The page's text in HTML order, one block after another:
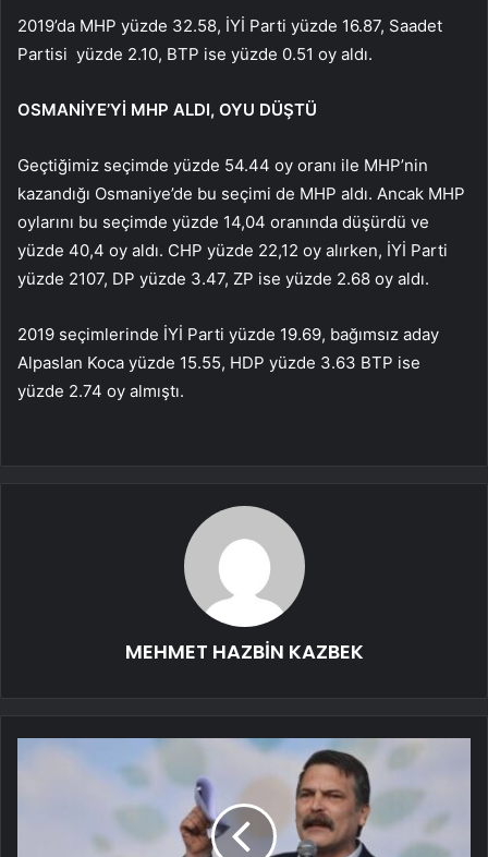
2019’da MHP yüzde 32.58, İYİ Parti yüzde 16.87, Saadet
Partisi yüzde 2.10, BTP ise yüzde 0.51 oy aldı.
OSMANİYE’Yİ MHP ALDI, OYU DÜŞTÜ
Geçtiğimiz seçimde yüzde 54.44 oy oranı ile MHP’nin
kazandığı Osmaniye’de bu seçimi de MHP aldı. Ancak MHP
oylarını bu seçimde yüzde 14,04 oranında düşürdü ve
yüzde 40,4 oy aldı. CHP yüzde 22,12 oy alırken, İYİ Parti
yüzde 2107, DP yüzde 3.47, ZP ise yüzde 2.68 oy aldı.
2019 seçimlerinde İYİ Parti yüzde 19.69, bağımsız aday
Alpaslan Koca yüzde 15.55, HDP yüzde 3.63 BTP ise
yüzde 2.74 oy almıştı.
MEHMET HAZBİN KAZBEK